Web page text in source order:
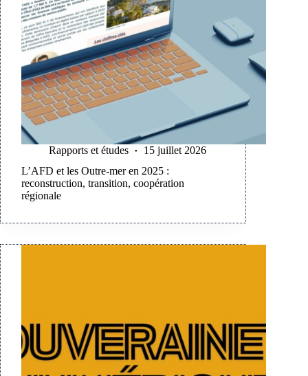
Rapports et études
15 juillet 2026
L’AFD et les Outre-mer en 2025 :
reconstruction, transition, coopération
régionale